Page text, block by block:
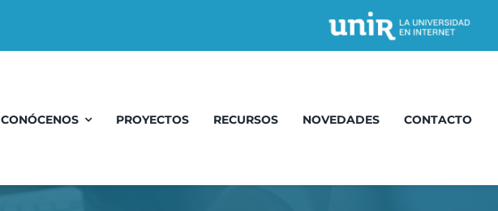
CONÓCENOS PROYECTOS RECURSOS NOVEDADES CONTACTO